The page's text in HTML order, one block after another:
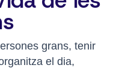
grans, tenir
el dia,